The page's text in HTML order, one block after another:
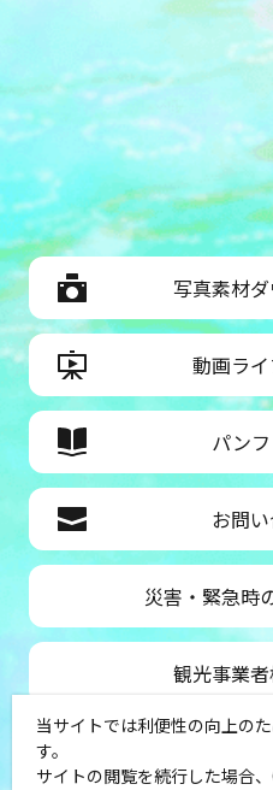
写真素材
動画ラ
パン
お問
災害・緊急時
観光事業
公益社団法人神奈川県観
〒231-8521
当サイトでは利便性の向上の
す。
サイトの閲覧を続行した場合